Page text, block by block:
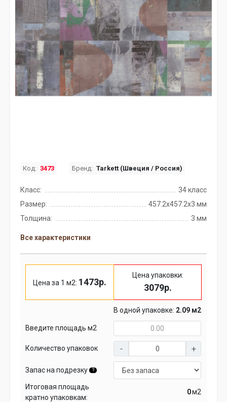
Код: 3473 Бренд: Tarkett (Швеция / Россия)
Класс:
34 класс
Размер:
457.2x457.2х3 мм
Толщина:
3 мм
Все характеристики
Цена за 1 м2: 1473р.
Цена упаковки:
3079р.
В одной упаковке: 2.09 м2
Введите площадь м2
Количество упаковок
Запас на подрезку ?
Итоговая площадь
кратно упаковкам:
м2